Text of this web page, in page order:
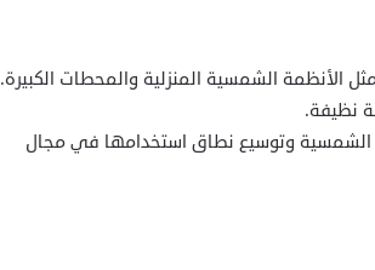
الأنظمة الشمسية المنزلية والمحطات الكبيرة.
نظيفة.
الشمسية وتوسيع نطاق استخدامها في مجال